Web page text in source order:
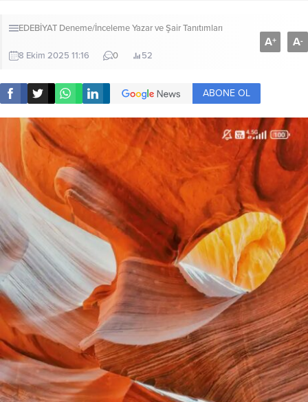
EDEBİYAT Deneme/İncelemeYazar ve Şair Tanıtımları
8 Ekim 2025 11:16 0 52
A+ A-
ABONE OL